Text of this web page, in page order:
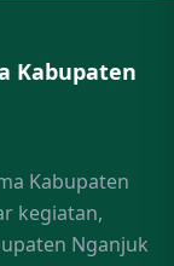
Kabupaten
Kabupaten
kegiatan,
Nganjuk